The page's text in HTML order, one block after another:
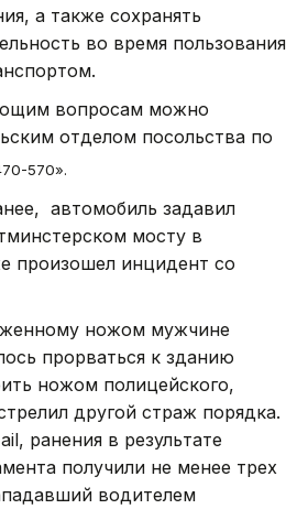
а также сохранять
во время пользования
вопросам можно
отделом посольства по
570».
автомобиль задавил
мосту в
произошел инцидент со
ножом мужчине
прорваться к зданию
ножом полицейского,
другой страж порядка.
ранения в результате
получили не менее трех
водителем